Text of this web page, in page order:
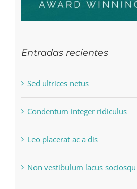
Entradas recientes
Sed ultrices netus
Condentum integer ridiculus
Leo placerat ac a dis
Non vestibulum lacus sociosqu